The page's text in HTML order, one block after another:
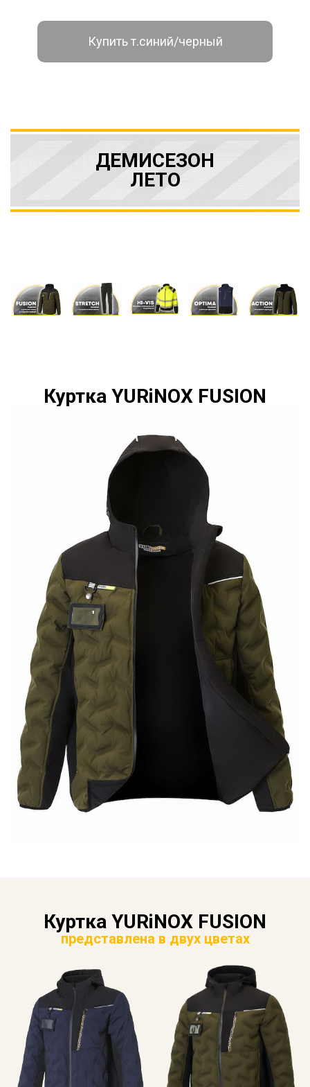
Купить т.синий/черный
ДЕМИСЕЗОН
ЛЕТО
Куртка YURiNOX FUSION
Куртка YURiNOX FUSION
представлена в двух цветах